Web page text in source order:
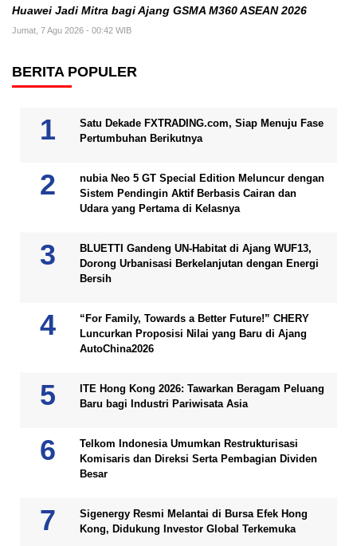
Huawei Jadi Mitra bagi Ajang GSMA M360 ASEAN 2026
Jumat, 7 Agu 2026 - 00:42 WIB
BERITA POPULER
Satu Dekade FXTRADING.com, Siap Menuju Fase
Pertumbuhan Berikutnya
nubia Neo 5 GT Special Edition Meluncur dengan
Sistem Pendingin Aktif Berbasis Cairan dan
Udara yang Pertama di Kelasnya
BLUETTI Gandeng UN-Habitat di Ajang WUF13,
Dorong Urbanisasi Berkelanjutan dengan Energi
Bersih
“For Family, Towards a Better Future!” CHERY
Luncurkan Proposisi Nilai yang Baru di Ajang
AutoChina2026
ITE Hong Kong 2026: Tawarkan Beragam Peluang
Baru bagi Industri Pariwisata Asia
Telkom Indonesia Umumkan Restrukturisasi
Komisaris dan Direksi Serta Pembagian Dividen
Besar
Sigenergy Resmi Melantai di Bursa Efek Hong
Kong, Didukung Investor Global Terkemuka